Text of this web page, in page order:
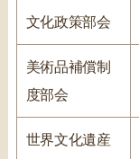
文化政策部会
美術品補償制
度部会
世界文化遺産